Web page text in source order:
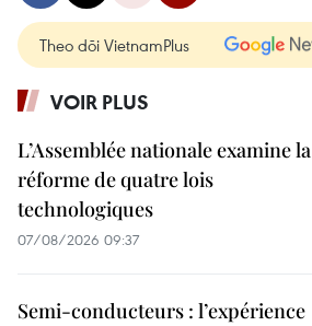
Theo dõi VietnamPlus
VOIR PLUS
L’Assemblée nationale examine la
réforme de quatre lois
technologiques
07/08/2026 09:37
Semi-conducteurs : l’expérience